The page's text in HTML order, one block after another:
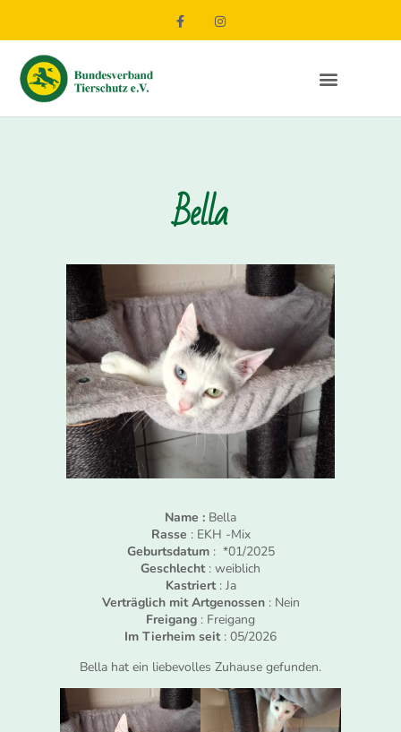
Bella
Name : Bella
Rasse : EKH -Mix
Geburtsdatum: *01/2025
Geschlecht: weiblich
Kastriert: Ja
Verträglich mit Artgenossen: Nein
Freigang : Freigang
Im Tierheim seit: 05/2026
Bella hat ein liebevolles Zuhause gefunden.